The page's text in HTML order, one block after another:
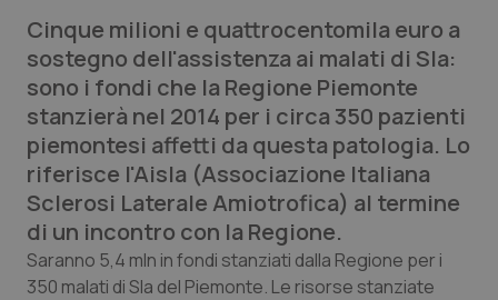
Scienza e Farmaci
Studi e Analisi
Lettere al direttore
Edizioni Regionali
QS Pro
Cinque milioni e quattrocentomila euro a
sostegno dell'assistenza ai malati di Sla:
sono i fondi che la Regione Piemonte
stanzierà nel 2014 per i circa 350 pazienti
piemontesi affetti da questa patologia. Lo
riferisce l'Aisla (Associazione Italiana
Sclerosi Laterale Amiotrofica) al termine
di un incontro con la Regione.
Saranno 5,4 mln in fondi stanziati dalla Regione per i
350 malati di Sla del Piemonte. Le risorse stanziate